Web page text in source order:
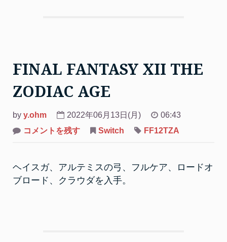
FINAL FANTASY XII THE
ZODIAC AGE
by y.ohm 2022年06月13日(月)
06:43
コメントを残すon
ZODIAC
AGE
Switch FF12TZA
ヘイスガ、アルテミスの弓、フルケア、ロードオ
ブロード、クラウダを入手。